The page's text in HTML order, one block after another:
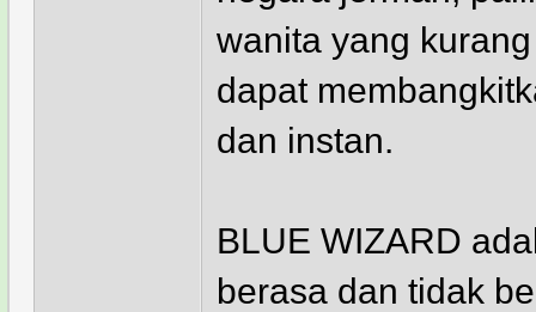
wanita yang
dapat
dan instan.
BLUE WIZARD
berasa dan tidak